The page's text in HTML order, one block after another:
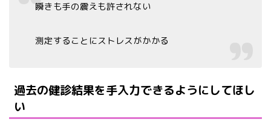
瞬きも手の震えも許されない
測定することにストレスがかかる
過去の健診結果を手入力できるようにしてほし
い